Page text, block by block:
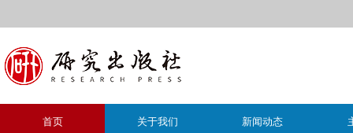
首页 关于我们 新闻动态